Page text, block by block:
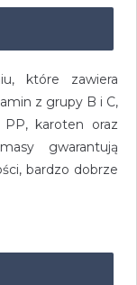
które zawiera
z grupy B i C,
karoten oraz
gwarantują
bardzo dobrze